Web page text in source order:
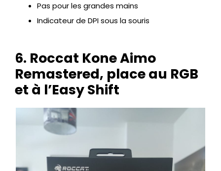
Pas pour les grandes mains
Indicateur de DPI sous la souris
6. Roccat Kone Aimo
Remastered, place au RGB
et à l’Easy Shift